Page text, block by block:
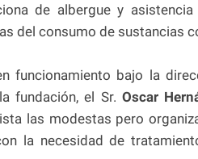
de albergue y
del consumo de sustancias
funcionamiento bajo la
fundación, el Sr. Oscar
las modestas pero
la necesidad de